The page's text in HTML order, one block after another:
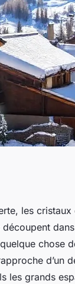
des
les
chose
d’un
les grands